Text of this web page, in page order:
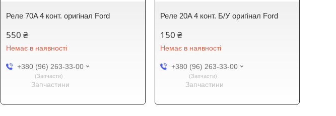
Реле 70A 4 конт. оригінал Ford
550 ₴
Немає в наявності
+380 (96) 263-33-00
Запчасти
Запчастини
Реле 20A 4 конт. Б/У оригінал Ford
150 ₴
Немає в наявності
+380 (96) 263-33-00
Запчасти
Запчастини